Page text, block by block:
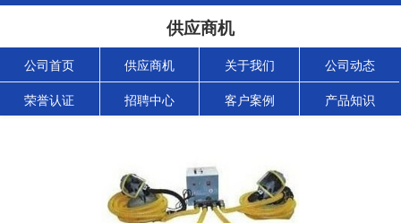
供应商机
公司首页 供应商机 关于我们 公司动态
荣誉认证 招聘中心 客户案例 产品知识